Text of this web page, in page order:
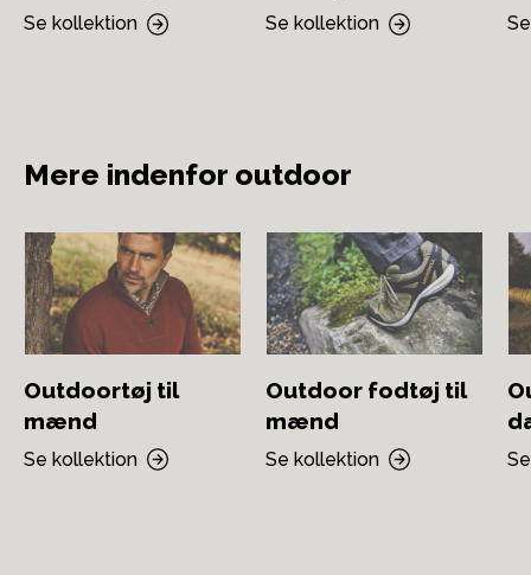
Se kollektion Se kollektion
Mere indenfor outdoor
Outdoortøj til
mænd
Se kollektion
Outdoor fodtøj til
mænd
Se kollektion